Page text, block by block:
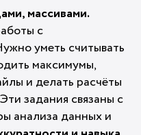
массивами.
с
уметь считывать
максимумы,
и делать расчёты
задания связаны с
анализа данных и